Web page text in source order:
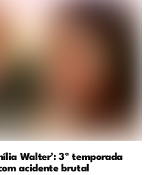
Walter’: 3ª temporada
acidente brutal